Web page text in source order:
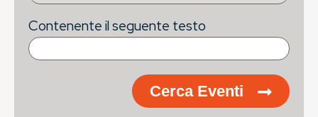
Contenente il seguente testo
Cerca Eventi